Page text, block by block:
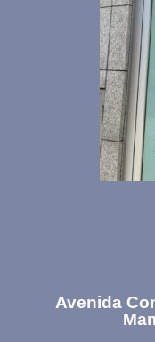
Avenida